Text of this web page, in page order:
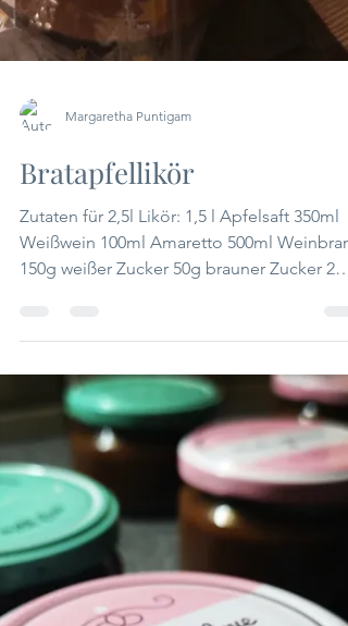
Margaretha Puntigam
Bratapfellikör
Zutaten für 2,5l Likör: 1,5 l Apfelsaft 350ml
Weißwein 100ml Amaretto 500ml
150g weißer Zucker 50g brauner Zucker 2
Stangen...